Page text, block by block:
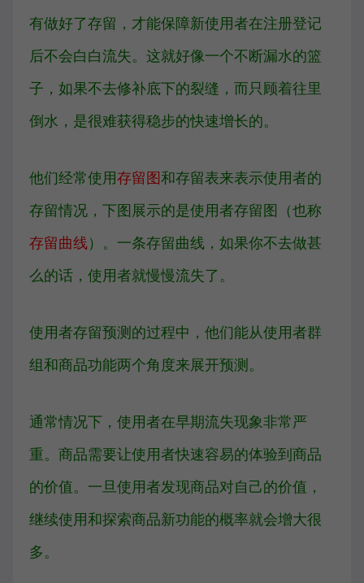
有做好了存留，才能保障新使用者在注册登记
后不会白白流失。这就好像一个不断漏水的篮
子，如果不去修补底下的裂缝，而只顾着往里
倒水，是很难获得稳步的快速增长的。
他们经常使用存留图和存留表来表示使用者的
存留情况，下图展示的是使用者存留图（也称
存留曲线）。一条存留曲线，如果你不去做甚
么的话，使用者就慢慢流失了。
使用者存留预测的过程中，他们能从使用者群
组和商品功能两个角度来展开预测。
通常情况下，使用者在早期流失现象非常严
重。商品需要让使用者快速容易的体验到商品
的价值。一旦使用者发现商品对自己的价值，
继续使用和探索商品新功能的概率就会增大很
多。